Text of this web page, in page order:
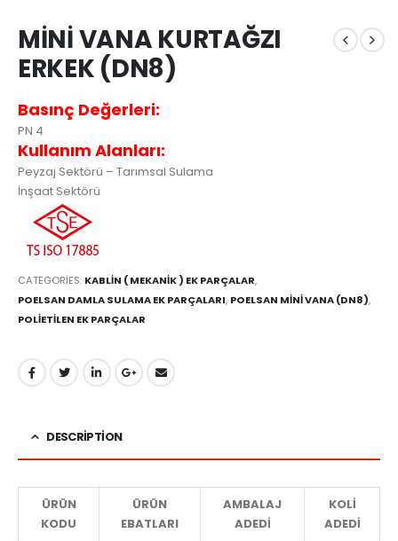
MİNİ VANA KURTAĞZI
ERKEK (DN8)
Basınç Değerleri:
PN 4
Kullanım Alanları:
Peyzaj Sektörü – Tarımsal Sulama
İnşaat Sektörü
CATEGORIES: KABLİN ( MEKANİK ) EK PARÇALAR,
POELSAN DAMLA SULAMA EK PARÇALARI, POELSAN MİNİ VANA (DN8),
POLİETİLEN EK PARÇALAR
DESCRIPTION
ÜRÜN
KODU
ÜRÜN
EBATLARI
AMBALAJ
ADEDİ
KOLİ
ADEDİ